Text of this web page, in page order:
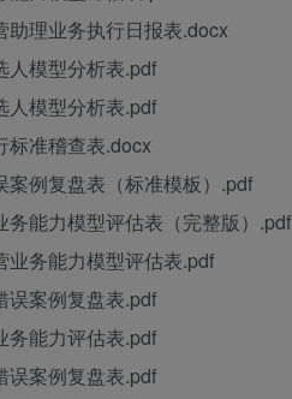
助理业务执行日报表.docx
人模型分析表.pdf
人模型分析表.pdf
标准稽查表.docx
案例复盘表（标准模板）.pdf
务能力模型评估表（完整版）.pdf
业务能力模型评估表.pdf
误案例复盘表.pdf
务能力评估表.pdf
误案例复盘表.pdf